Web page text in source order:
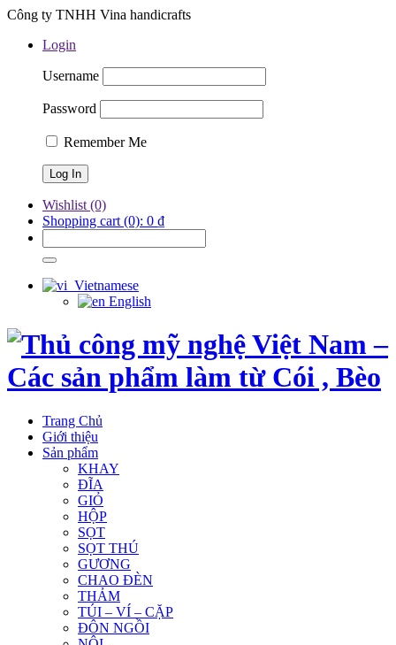
Công ty TNHH Vina handicrafts
Login
Username
Password
Remember Me
Wishlist (0)
Shopping cart (0): 0 ₫
Vietnamese
English
Trang Chủ
Giới thiệu
Sản phẩm
KHAY
ĐĨA
GIỎ
HỘP
SỌT
SỌT THÚ
GƯƠNG
CHAO ĐÈN
THẢM
TÚI – VÍ – CẶP
ĐÔN NGỒI